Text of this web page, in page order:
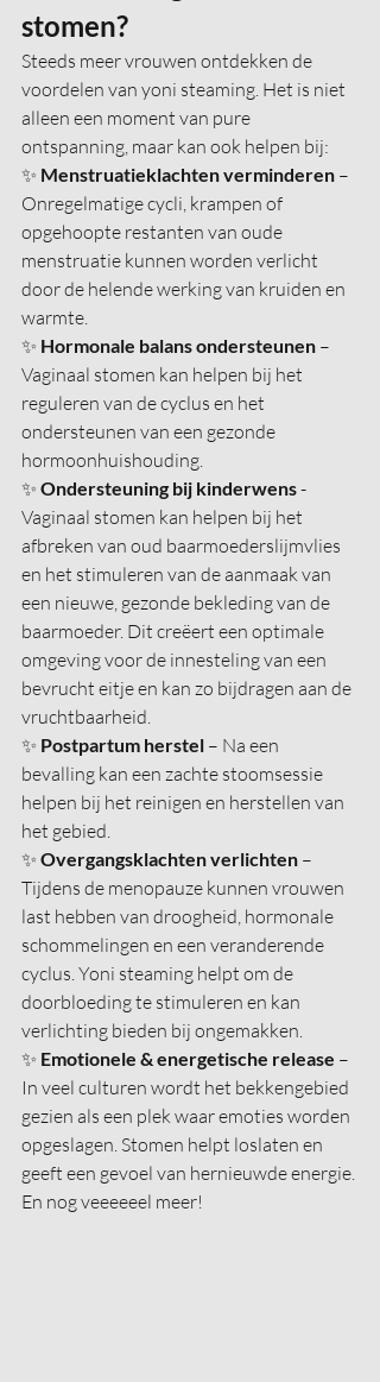
stomen?
Steeds meer vrouwen ontdekken de
voordelen van yoni steaming. Het is niet
alleen een moment van pure
ontspanning, maar kan ook helpen bij:
✨ Menstruatieklachten verminderen –
Onregelmatige cycli, krampen of
opgehoopte restanten van oude
menstruatie kunnen worden verlicht
door de helende werking van kruiden en
warmte.
✨ Hormonale balans ondersteunen –
Vaginaal stomen kan helpen bij het
reguleren van de cyclus en het
ondersteunen van een gezonde
hormoonhuishouding.
✨ Ondersteuning bij kinderwens -
Vaginaal stomen kan helpen bij het
afbreken van oud baarmoederslijmvlies
en het stimuleren van de aanmaak van
een nieuwe, gezonde bekleding van de
baarmoeder. Dit creëert een optimale
omgeving voor de innesteling van een
bevrucht eitje en kan zo bijdragen aan de
vruchtbaarheid.
✨ Postpartum herstel – Na een
bevalling kan een zachte stoomsessie
helpen bij het reinigen en herstellen van
het gebied.
✨ Overgangsklachten verlichten –
Tijdens de menopauze kunnen vrouwen
last hebben van droogheid, hormonale
schommelingen en een veranderende
cyclus. Yoni steaming helpt om de
doorbloeding te stimuleren en kan
verlichting bieden bij ongemakken.
✨ Emotionele & energetische release –
In veel culturen wordt het bekkengebied
gezien als een plek waar emoties worden
opgeslagen. Stomen helpt loslaten en
geeft een gevoel van hernieuwde energie.
En nog veeeeeel meer!